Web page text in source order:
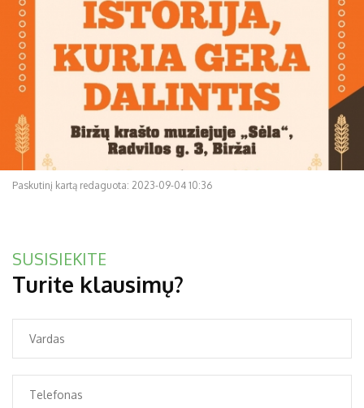
24
25 26 27 28
30
31
Paskutinį kartą redaguota: 2023-09-04 10:36
SUSISIEKITE
Turite klausimų?